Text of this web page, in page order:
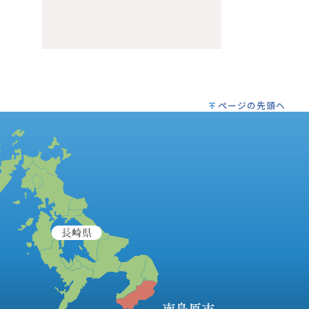
ページの先頭へ